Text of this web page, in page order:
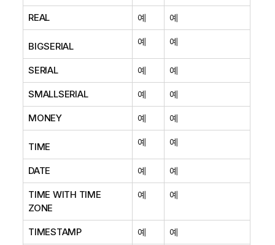
REAL 예 예
BIGSERIAL 예 예
SERIAL 예 예
SMALLSERIAL 예 예
MONEY 예 예
TIME 예 예
DATE 예 예
TIME WITH TIME
ZONE
예 예
TIMESTAMP 예 예